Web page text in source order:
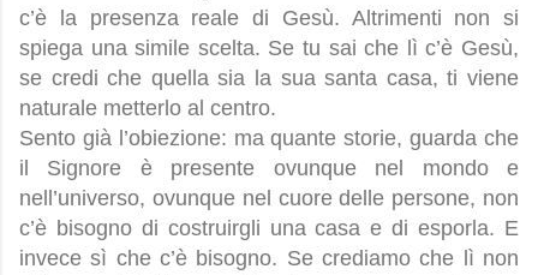
c’è la presenza reale di Gesù. Altrimenti non si
spiega una simile scelta. Se tu sai che lì c’è Gesù,
se credi che quella sia la sua santa casa, ti viene
naturale metterlo al centro.
Sento già l’obiezione: ma quante storie, guarda che
il Signore è presente ovunque nel mondo e
nell’universo, ovunque nel cuore delle persone, non
c’è bisogno di costruirgli una casa e di esporla. E
invece sì che c’è bisogno. Se crediamo che lì non